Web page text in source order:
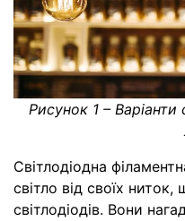
Рисунок 1 – Варіанти
Світлодіодна
світло від своїх
світлодіодів. Вони